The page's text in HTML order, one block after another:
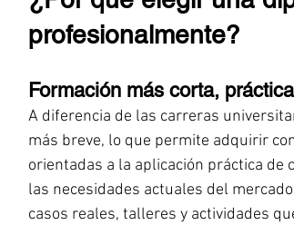
profesionalmente?
Formación más corta,
A diferencia de las carreras
más breve, lo que permite adquirir
orientadas a la aplicación práctica de
las necesidades actuales del
casos reales, talleres y actividades